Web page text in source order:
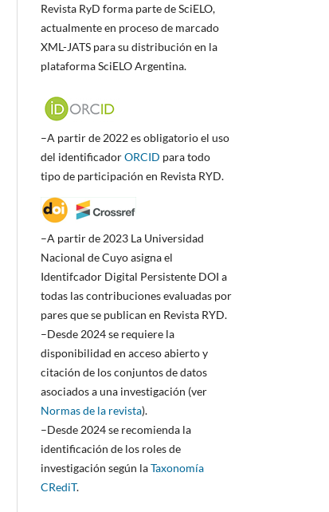
Revista RyD forma parte de SciELO,
actualmente en proceso de marcado
XML-JATS para su distribución en la
plataforma SciELO Argentina.
–A partir de 2022 es obligatorio el uso
del identificadorORCID para todo
tipo de participación en Revista RYD.
–A partir de 2023 La Universidad
Nacional de Cuyo asigna el
Identifcador Digital Persistente DOI a
todas las contribuciones evaluadas por
pares que se publican en Revista RYD.
–Desde 2024 se requiere la
disponibilidad en acceso abierto y
citación de los conjuntos de datos
asociados a una investigación (ver
Normas de la revista).
–Desde 2024 se recomienda la
identificación de los roles de
investigación según laTaxonomía
CRediT.